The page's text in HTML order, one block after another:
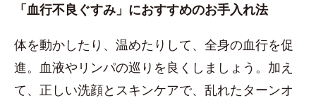
「血行不良ぐすみ」におすすめのお手入れ法
体を動かしたり、温めたりして、全身の血行を促
進。血液やリンパの巡りを良くしましょう。加え
て、正しい洗顔とスキンケアで、乱れたターンオ